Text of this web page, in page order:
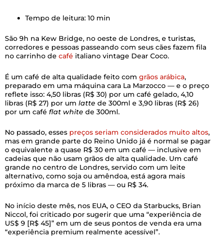
Tempo de leitura: 10 min
São 9h na Kew Bridge, no oeste de Londres, e turistas,
corredores e pessoas passeando com seus cães fazem fila
no carrinho de café italiano vintage Dear Coco.
É um café de alta qualidade feito com grãos arábica,
preparado em uma máquina cara La Marzocco — e o preço
reflete isso: 4,50 libras (R$ 30) por um café gelado, 4,10
libras (R$ 27) por um latte de 300ml e 3,90 libras (R$ 26)
por um café flat white de 300ml.
No passado, esses preços seriam considerados muito altos,
mas em grande parte do Reino Unido já é normal se pagar
o equivalente a quase R$ 30 em um café — inclusive em
cadeias que não usam grãos de alta qualidade. Um café
grande no centro de Londres, servido com um leite
alternativo, como soja ou amêndoa, está agora mais
próximo da marca de 5 libras — ou R$ 34.
No início deste mês, nos EUA, o CEO da Starbucks, Brian
Niccol, foi criticado por sugerir que uma “experiência de
US$ 9 [R$ 45]” em um de seus pontos de venda era uma
“experiência premium realmente acessível”.